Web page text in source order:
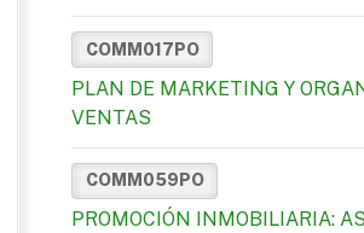
COMM017PO
PLAN DE MARKETING Y
VENTAS
COMM059PO
PROMOCIÓN INMOBILIARIA: